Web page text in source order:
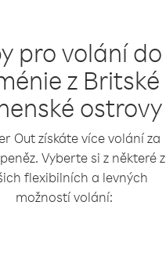
pro volání do
z Britské
ostrovy
Out získáte více volání za
Vyberte si z některé z
flexibilních a levných
možností volání: